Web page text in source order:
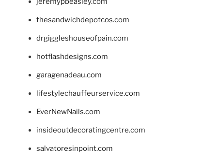
thesandwichdepotcos.com
drgiggleshouseofpain.com
hotflashdesigns.com
garagenadeau.com
lifestylechauffeurservice.com
EverNewNails.com
insideoutdecoratingcentre.com
salvatoresinpoint.com